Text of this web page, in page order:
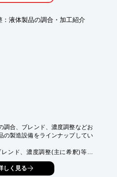
液体製品の調合・加工紹介
調合、ブレンド、濃度調整などお
の製造設備をラインナップしてい
ンド、濃度調整(主に希釈)等、
しています。
しく見る